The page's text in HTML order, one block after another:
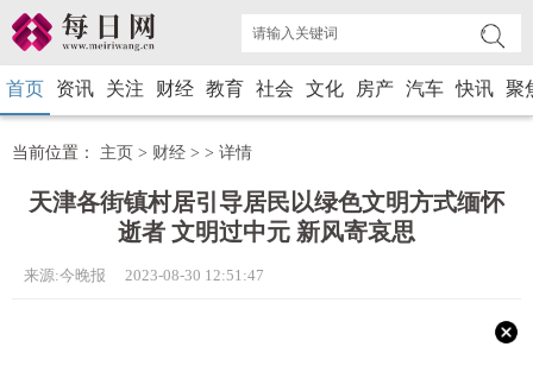
首页 资讯 关注 财经 教育 社会 文化 房产 汽车 快讯 聚
当前位置： 主页 > 财经 > > 详情
天津各街镇村居引导居民以绿色文明方式缅怀
逝者 文明过中元 新风寄哀思
来源:今晚报 2023-08-30 12:51:47